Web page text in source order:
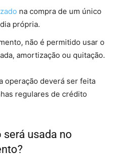
na compra de um único
própria.
não é permitido usar o
amortização ou quitação.
operação deverá ser feita
regulares de crédito
será usada no